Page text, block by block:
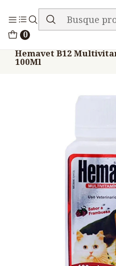
0
ENVIO GRATIS
Hemavet B12
100Ml